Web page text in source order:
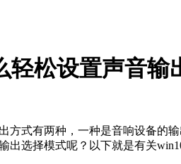
轻松设置声音
方式有两种，一种是音响设备的
出选择模式呢？以下就是有关